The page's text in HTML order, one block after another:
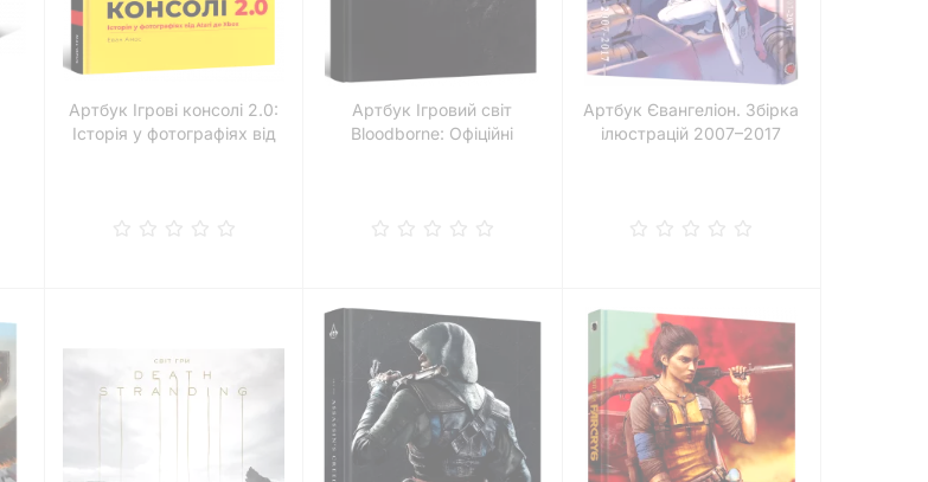
Артбук Ігрові консолі 2.0:
Історія у фотографіях від
Артбук Ігровий світ
Bloodborne: Офіційні
Артбук Євангеліон. Збірка
ілюстрацій 2007–2017